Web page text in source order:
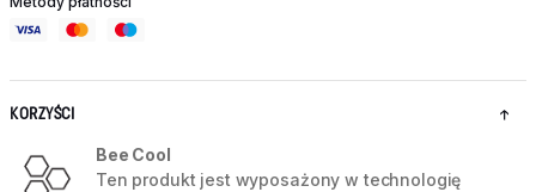
KORZYŚCI
Bee Cool
Ten produkt jest wyposażony w technologię